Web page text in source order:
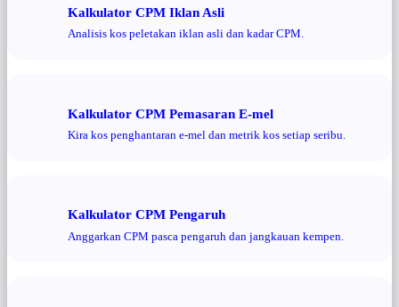
Kalkulator CPM Iklan Asli
Analisis kos peletakan iklan asli dan kadar CPM.
Kalkulator CPM Pemasaran E-mel
Kira kos penghantaran e-mel dan metrik kos setiap seribu.
Kalkulator CPM Pengaruh
Anggarkan CPM pasca pengaruh dan jangkauan kempen.